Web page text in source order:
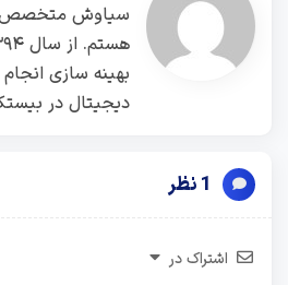
سیاوش متخصص
بهینه سازی انجام
دیجیتال در
اشتراک در